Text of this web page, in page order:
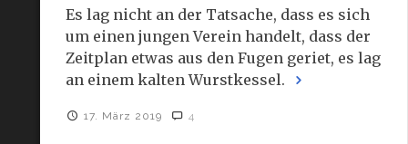
Es lag nicht an der Tatsache, dass es sich
um einen jungen Verein handelt, dass der
Zeitplan etwas aus den Fugen geriet, es lag
an einem kalten Wurstkessel.
17. März 2019 4